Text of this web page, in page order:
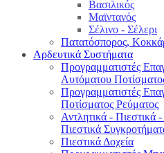
Βασιλικός
Μαϊντανός
Σέλινο - Σέλερι
Πατατόσπορος,
Αρδευτικά Συστήματα
Προγραμματιστές
Αυτόματου
Προγραμματιστές
Ποτίσματος Ρεύματος
Αντλητικά -
Πιεστικά
Πιεστικά Δοχεία